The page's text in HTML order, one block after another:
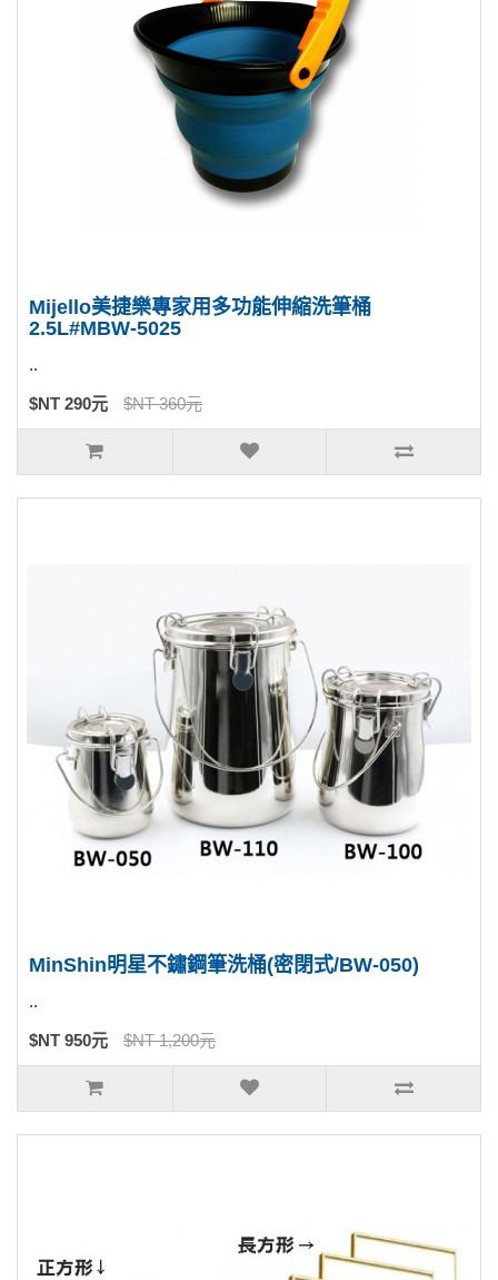
Mijello美捷樂專家用多功能伸縮洗筆桶
2.5L#MBW-5025
..
$NT 290元 $NT 360元
MinShin明星不鏽鋼筆洗桶(密閉式/BW-050)
..
$NT 950元 $NT 1,200元